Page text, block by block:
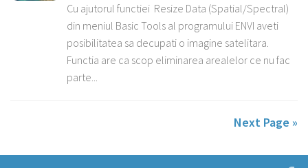
Cu ajutorul functiei Resize Data (Spatial/Spectral)
din meniul Basic Tools al programului ENVI aveti
posibilitatea sa decupati o imagine satelitara.
Functia are ca scop eliminarea arealelor ce nu fac
parte...
Next Page »